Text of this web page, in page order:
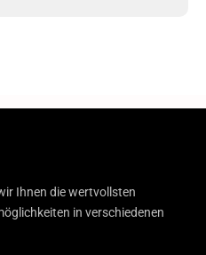
Ihnen die wertvollsten
in verschiedenen